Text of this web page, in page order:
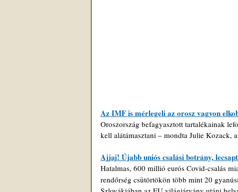
Az IMF is mérlegeli az orosz vagyon
Oroszország befagyasztott tartalékainak
kell alátámasztani – mondta Julie Kozack,
Ajjaj! Újabb uniós csalási botrány,
Hatalmas, 600 millió eurós Covid-csalás
rendőrség csütörtökön több mint 20